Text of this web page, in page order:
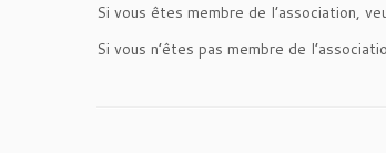
Si vous êtes membre de l’association,
Si vous n’êtes pas membre de